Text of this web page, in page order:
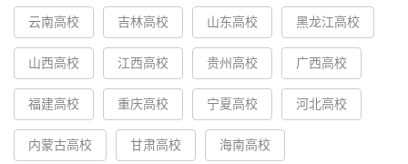
云南高校 吉林高校 山东高校 黑龙江高校
山西高校 江西高校 贵州高校 广西高校
福建高校 重庆高校 宁夏高校 河北高校
内蒙古高校 甘肃高校 海南高校